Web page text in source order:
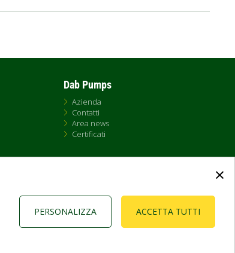
×
ACCETTA TUTTI
PERSONALIZZA
Dab Pumps
Azienda
Contatti
Area news
Certificati